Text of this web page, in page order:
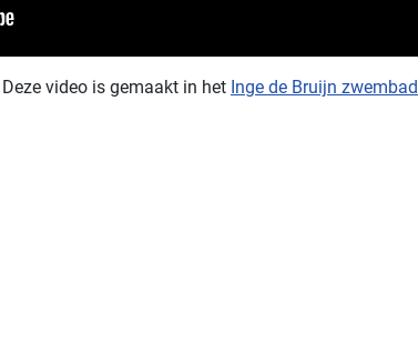
Deze video is gemaakt in het Inge de Bruijn zwembad